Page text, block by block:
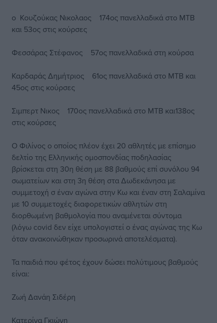
ο Κουζούκας Νικολαος 174ος πανελλαδικά στο ΜΤΒ
και 53ος στις κούρσες
Φεσσάρας Στέφανος 57ος πανελλαδικά στη κούρσα
Καρδαράς Δημήτριος 61ος πανελλαδικά στο ΜΤΒ και
45ος στις κούρσες
Σιμπερτ Νικος 170ος πανελλαδικά στο ΜΤΒ και138ος
στις κούρσες
Ο Φιλίνος ο οποίος πλέον έχει 20 αθλητές με επίσημο
δελτίο της Ελληνικής ομοσπονδίας ποδηλασίας
βρίσκεται στη 30η θέση με 88 βαθμούς επί συνόλου 94
σωματείων και στη 3η θέση στα Δωδεκάνησα με
συμμετοχή σ έναν αγώνα στην Κω και έναν στη Σαλαμίνα
με 10 συμμετοχές διαφορετικών αθλητών στη
διορθωμένη βαθμολογία που αναμένεται σύντομα
(λόγω covid δεν είχε υπολογιστεί ο ένας αγώνας της Κω
όταν ανακοινώθηκαν προσωρινά αποτελέσματα).
Τα παιδιά που φέτος έχουν δώσει πολύτιμους βαθμούς
είναι:
Ζωή Δανάη Σιδέρη
Κατερίνα Γκιώνη